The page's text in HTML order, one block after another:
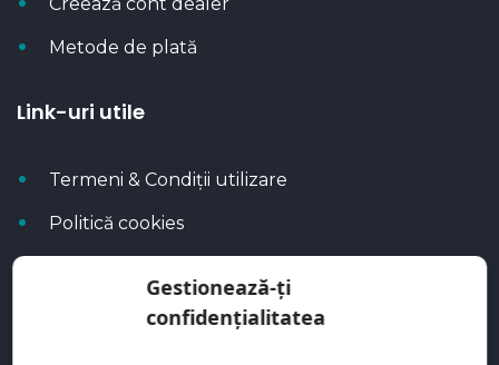
Gestionează-ți
confidențialitatea
Metode de plată
Link-uri utile
Termeni & Condiții utilizare
Politică cookies
Calculator rate